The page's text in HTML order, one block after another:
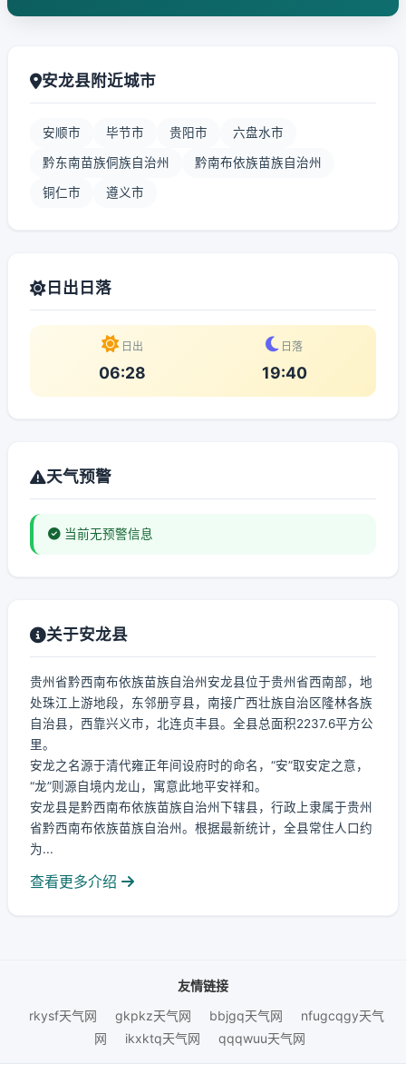
安龙县附近城市
安顺市 毕节市 贵阳市 六盘水市
黔东南苗族侗族自治州 黔南布依族苗族自治州
铜仁市 遵义市
日出日落
日出
06:28
日落
19:40
天气预警
当前无预警信息
关于安龙县
贵州省黔西南布依族苗族自治州安龙县位于贵州省西南部，地
处珠江上游地段，东邻册亨县，南接广西壮族自治区隆林各族
自治县，西靠兴义市，北连贞丰县。全县总面积2237.6平方公
里。
安龙之名源于清代雍正年间设府时的命名，“安”取安定之意，
“龙”则源自境内龙山，寓意此地平安祥和。
安龙县是黔西南布依族苗族自治州下辖县，行政上隶属于贵州
省黔西南布依族苗族自治州。根据最新统计，全县常住人口约
为...
查看更多介绍
友情链接
rkysf天气网
gkpkz天气网 bbjgq天气网
nfugcqgy天气
网
ikxktq天气网 qqqwuu天气网